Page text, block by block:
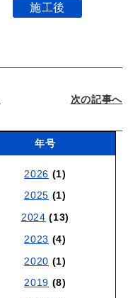
施工後
次の記事へ
年号
2026 (1)
2025 (1)
2024 (13)
2023 (4)
2020 (1)
2019 (8)